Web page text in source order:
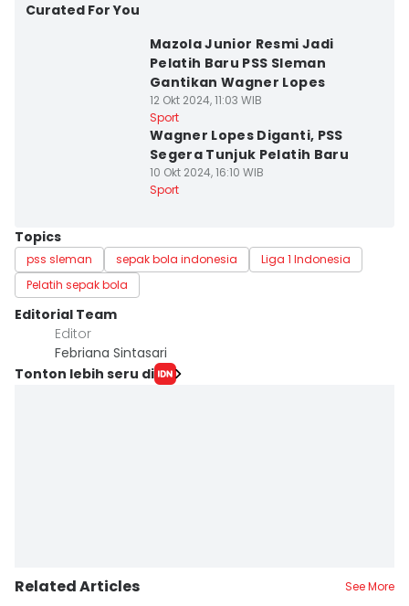
Curated For You
Mazola Junior Resmi Jadi
Pelatih Baru PSS Sleman
Gantikan Wagner Lopes
12 Okt 2024, 11:03 WIB
Sport
Wagner Lopes Diganti, PSS
Segera Tunjuk Pelatih Baru
10 Okt 2024, 16:10 WIB
Sport
Topics
pss sleman sepak bola indonesia
Liga 1 Indonesia
Pelatih sepak bola
Editorial Team
Editor
Febriana Sintasari
Tonton lebih seru di
Related Articles See More